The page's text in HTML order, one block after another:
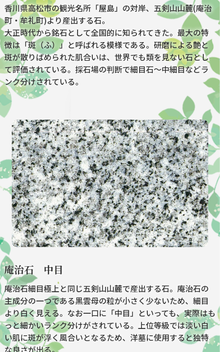
香川県高松市の観光名所「屋島」の対岸、五剣山山麓(庵治
町・牟礼町)より産出する石。
大正時代から銘石として全国的に知られてきた。最大の特
徴は「斑（ふ）」と呼ばれる模様である。研磨による艶と
斑が散りばめられた肌合いは、世界でも類を見ない石とし
て評価されている。採石場の判断で細目石～中細目などラ
ンク分けされている。
庵治石 中目
庵治石細目極上と同じ五剣山山麓で産出する石。庵治石の
主成分の一つである黒雲母の粒が小さく少ないため、細目
より白く見える。なお一口に「中目」といっても、実際はも
っと細かいランク分けがされている。上位等級では淡い白
い肌に斑が浮く風合いとなるため、洋墓に使用すると独特
な良さが出る。